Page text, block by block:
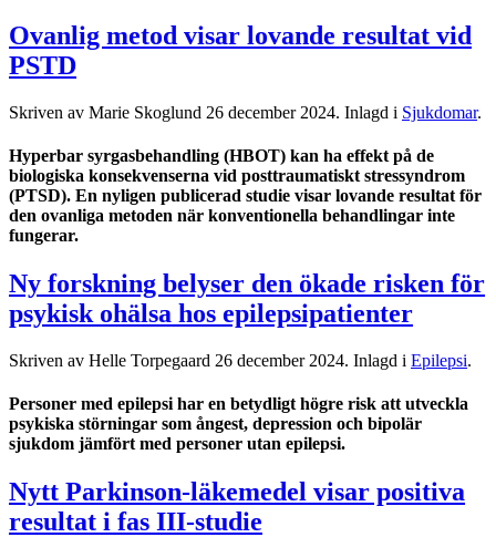
Ovanlig metod visar lovande resultat vid
PSTD
Skriven av Marie Skoglund 26 december 2024. Inlagd i Sjukdomar.
Hyperbar syrgasbehandling (HBOT) kan ha effekt på de
biologiska konsekvenserna vid posttraumatiskt stressyndrom
(PTSD). En nyligen publicerad studie visar lovande resultat för
den ovanliga metoden när konventionella behandlingar inte
fungerar.
Ny forskning belyser den ökade risken för
psykisk ohälsa hos epilepsipatienter
Skriven av Helle Torpegaard 26 december 2024. Inlagd i Epilepsi.
Personer med epilepsi har en betydligt högre risk att utveckla
psykiska störningar som ångest, depression och bipolär
sjukdom jämfört med personer utan epilepsi.
Nytt Parkinson-läkemedel visar positiva
resultat i fas III-studie